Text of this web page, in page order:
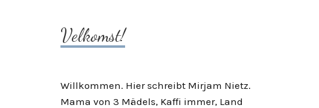
Velkomst!
Willkommen. Hier schreibt Mirjam Nietz.
Mama von 3 Mädels, Kaffi immer, Land